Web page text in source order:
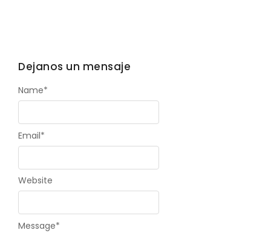
Dejanos un mensaje
Message*
Name*
Email*
Website